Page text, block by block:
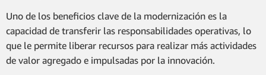
Uno de los beneficios clave de la modernización es la
capacidad de transferir las responsabilidades operativas, lo
que le permite liberar recursos para realizar más actividades
de valor agregado e impulsadas por la innovación.